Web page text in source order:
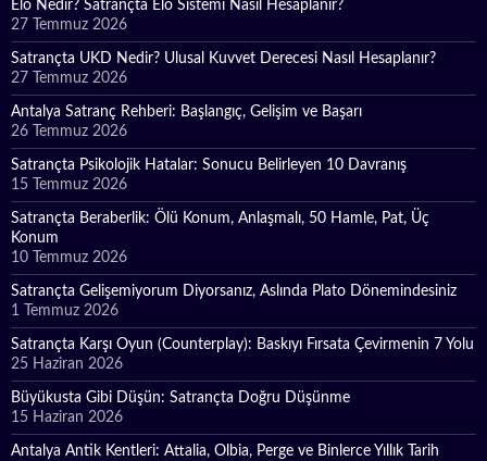
Elo Nedir? Satrançta Elo Sistemi Nasıl Hesaplanır?
27 Temmuz 2026
Satrançta UKD Nedir? Ulusal Kuvvet Derecesi Nasıl Hesaplanır?
27 Temmuz 2026
Antalya Satranç Rehberi: Başlangıç, Gelişim ve Başarı
26 Temmuz 2026
Satrançta Psikolojik Hatalar: Sonucu Belirleyen 10 Davranış
15 Temmuz 2026
Satrançta Beraberlik: Ölü Konum, Anlaşmalı, 50 Hamle, Pat, Üç
Konum
10 Temmuz 2026
Satrançta Gelişemiyorum Diyorsanız, Aslında Plato Dönemindesiniz
1 Temmuz 2026
Satrançta Karşı Oyun (Counterplay): Baskıyı Fırsata Çevirmenin 7 Yolu
25 Haziran 2026
Büyükusta Gibi Düşün: Satrançta Doğru Düşünme
15 Haziran 2026
Antalya Antik Kentleri: Attalia, Olbia, Perge ve Binlerce Yıllık Tarih